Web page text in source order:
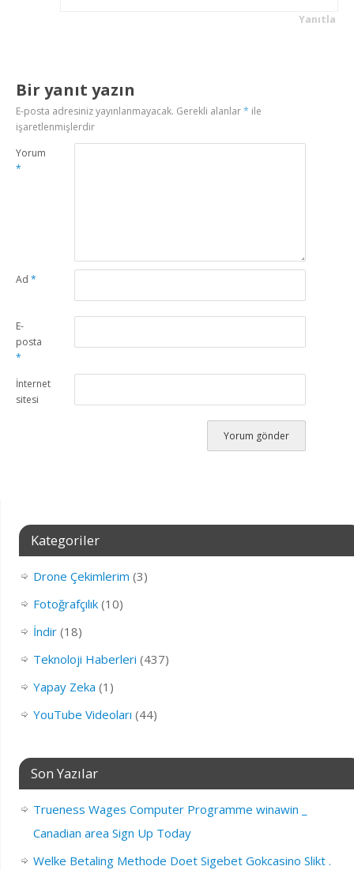
Yanıtla
Bir yanıt yazın
E-posta adresiniz yayınlanmayacak. Gerekli alanlar* ile
işaretlenmişlerdir
Yorum
*
Ad*
E-
posta
*
İnternet
sitesi
Kategoriler
Drone Çekimlerim (3)
Fotoğrafçılık(10)
İndir(18)
Teknoloji Haberleri (437)
Yapay Zeka (1)
YouTube Videoları (44)
Son Yazılar
Trueness Wages Computer Programme winawin _
Canadian area Sign Up Today
Welke Betaling Methode Doet Sigebet Gokcasino Slikt .